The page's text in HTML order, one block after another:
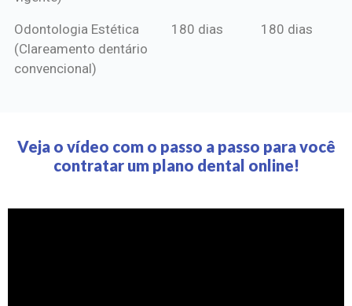
Odontologia Estética
(Clareamento dentário
convencional)
180 dias 180 dias
Veja o vídeo com o passo a passo para você
contratar um plano dental online!